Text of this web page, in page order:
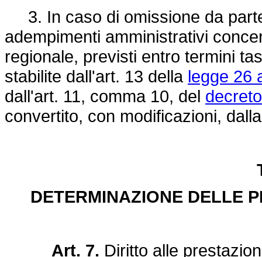
3. In caso di omissione da
adempimenti amministrativi
regionale, previsti entro termini
stabilite dall'art. 13 della legge 26
dall'art. 11, comma 10, del
convertito, con modificazioni,
DETERMINAZIONE DELLE
Art. 7. Diritto alle